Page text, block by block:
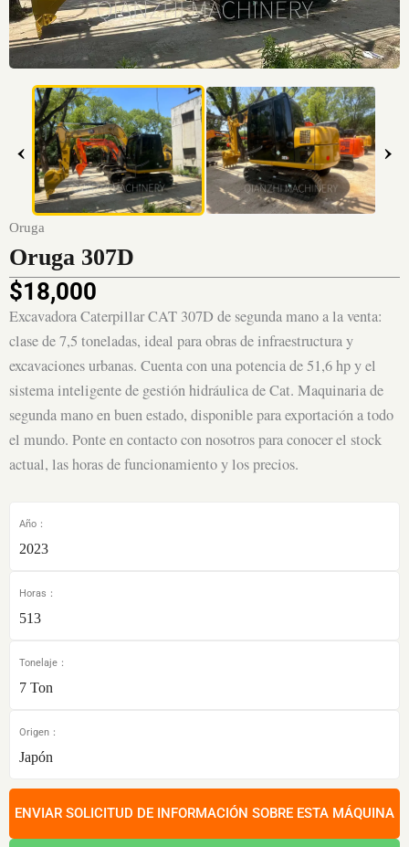
‹ ›
Oruga
Oruga 307D
$18,000
Excavadora Caterpillar CAT 307D de segunda mano a la venta:
clase de 7,5 toneladas, ideal para obras de infraestructura y
excavaciones urbanas. Cuenta con una potencia de 51,6 hp y el
sistema inteligente de gestión hidráulica de Cat. Maquinaria de
segunda mano en buen estado, disponible para exportación a todo
el mundo. Ponte en contacto con nosotros para conocer el stock
actual, las horas de funcionamiento y los precios.
Año：
2023
Horas：
513
Tonelaje：
7 Ton
Origen：
Japón
ENVIAR SOLICITUD DE INFORMACIÓN SOBRE ESTA MÁQUINA